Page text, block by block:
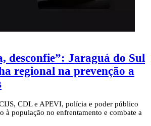
desconfie”: Jaraguá do Sul
regional na prevenção a
CDL e APEVI, polícia e poder público
à população no enfrentamento e combate a